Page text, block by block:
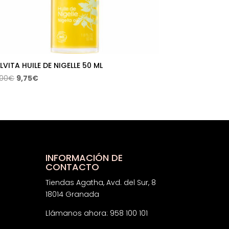
HUILE DE NIGELLE 50 ML
€ El
9,75€El
INFORMACIÓN DE
CONTACTO
Tiendas Agatha, Avd. del Sur, 8
18014 Granada
Llámanos ahora: 958 100 101